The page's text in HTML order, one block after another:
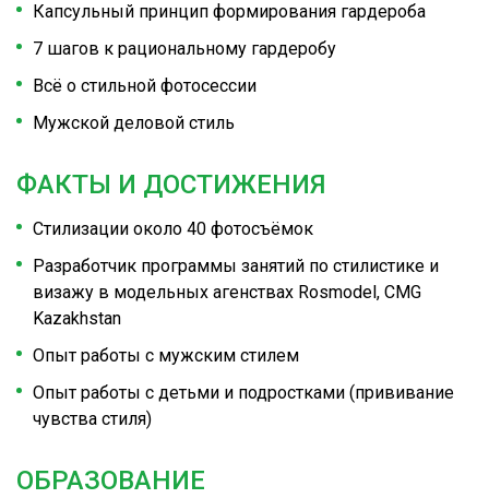
Капсульный принцип формирования гардероба
7 шагов к рациональному гардеробу
Всё о стильной фотосессии
Мужской деловой стиль
ФАКТЫ И ДОСТИЖЕНИЯ
Стилизации около 40 фотосъёмок
Разработчик программы занятий по стилистике и
визажу в модельных агенствах Rosmodel, CMG
Kazakhstan
Опыт работы с мужским стилем
Опыт работы с детьми и подростками (прививание
чувства стиля)
ОБРАЗОВАНИЕ